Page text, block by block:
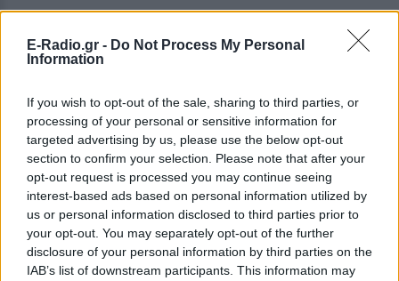
E-Radio.gr - Do Not Process My Personal
Information
If you wish to opt-out of the sale, sharing to third parties, or
processing of your personal or sensitive information for
targeted advertising by us, please use the below opt-out
section to confirm your selection. Please note that after your
opt-out request is processed you may continue seeing
interest-based ads based on personal information utilized by
us or personal information disclosed to third parties prior to
your opt-out. You may separately opt-out of the further
disclosure of your personal information by third parties on the
IAB’s list of downstream participants. This information may
ΔΕΙΤΕ ΕΠΙΣΗΣ
ΣΤΗΝ ΙΔΙΑ ΚΑΤΗΓΟΡΙΑ
Το ελληνικό comfort TV έχει
όνομα: Η σειρά που
εξακολουθεί να σαρώνει στις
επαναλήψεις
ΠΡΙΝ 5 ΏΡΕΣ